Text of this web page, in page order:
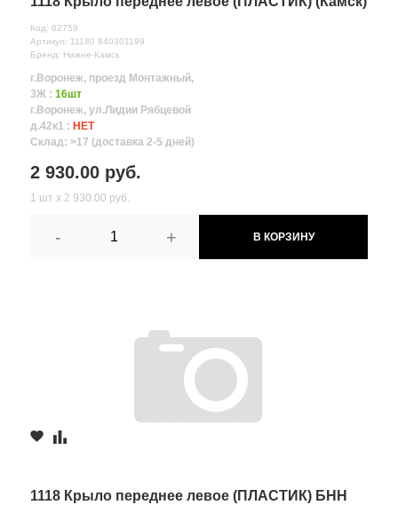
Код: 62759
Артикул: 11180 840301199
Бренд: Нижне-Камск
г.Воронеж, проезд Монтажный,
3Ж : 16шт
г.Воронеж, ул.Лидии Рябцевой
д.42к1 : НЕТ
Склад: >17 (доставка 2-5 дней)
2 930.00 руб.
1 шт х 2 930.00 руб.
- + В КОРЗИНУ
1118 Крыло переднее левое (ПЛАСТИК) БНН